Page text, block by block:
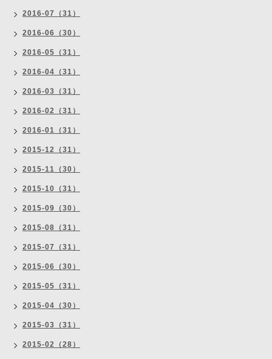
2016-07（31）
2016-06（30）
2016-05（31）
2016-04（31）
2016-03（31）
2016-02（31）
2016-01（31）
2015-12（31）
2015-11（30）
2015-10（31）
2015-09（30）
2015-08（31）
2015-07（31）
2015-06（30）
2015-05（31）
2015-04（30）
2015-03（31）
2015-02（28）